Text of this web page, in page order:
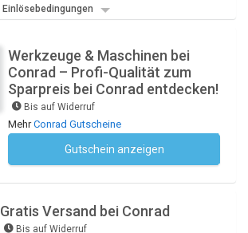
Einlösebedingungen
Werkzeuge & Maschinen bei
Conrad – Profi-Qualität zum
Sparpreis bei Conrad entdecken!
Bis auf Widerruf
MehrConrad Gutscheine
Gutschein anzeigen
Gratis Versand bei Conrad
Bis auf Widerruf